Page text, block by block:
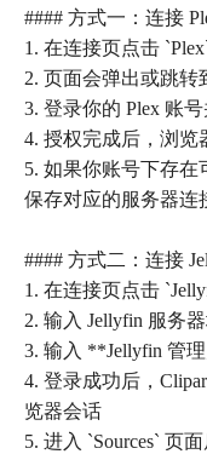
#### 方式一：连接
1. 在连接页点击
2. 页面会弹出或跳转
3. 登录你的 Plex 账
4. 授权完成后，浏览
5. 如果你账号下存在
保存对应的服务器连
#### 方式二：连接
1. 在连接页点击
2. 输入 Jellyfin 服务
3. 输入 **Jellyfin 管
4. 登录成功后，
览器会话
5. 进入 `Sources` 页